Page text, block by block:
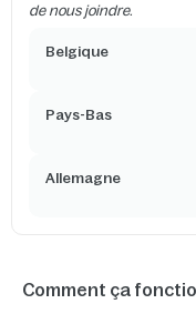
de nous joindre.
Belgique
Pays-Bas
Allemagne
Comment ça